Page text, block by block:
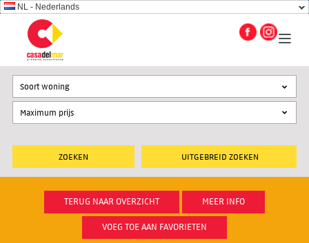
NL - Nederlands
UITGEBREID ZOEKEN
Soort woning
TERUG NAAR OVERZICHT MEER INFO
VOEG TOE AAN FAVORIETEN